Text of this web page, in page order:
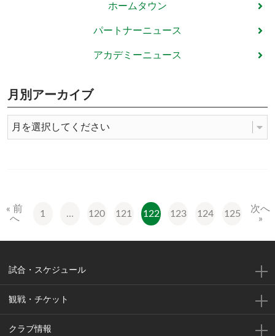
ホームタウン
パートナーニュース
アカデミーニュース
月別アーカイブ
« 前
へ
1 … 120 121 122 123 124 125
次へ
»
試合・スケジュール
観戦・チケット
クラブ情報